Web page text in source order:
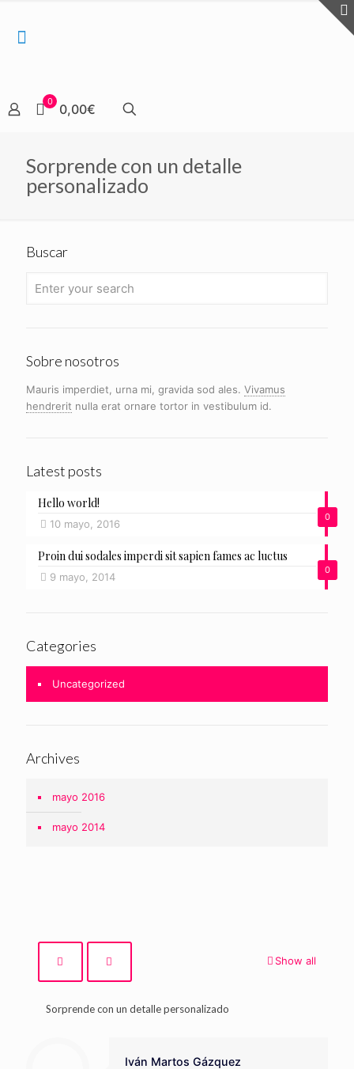
0 0,00€
Sorprende con un detalle
personalizado
Show all
Sorprende con un detalle personalizado
Iván Martos Gázquez
Buscar
Sobre nosotros
Mauris imperdiet, urna mi, gravida sod ales. Vivamus
hendrerit nulla erat ornare tortor in vestibulum id.
Latest posts
0
Hello world!
10 mayo, 2016
0
Proin dui sodales imperdi sit sapien fames ac luctus
9 mayo, 2014
Categories
Uncategorized
Archives
mayo 2016
mayo 2014